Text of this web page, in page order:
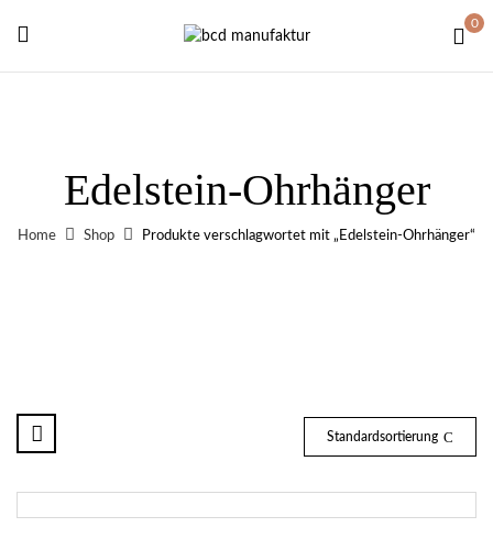
0
Edelstein-Ohrhänger
Home Shop Produkte verschlagwortet mit „Edelstein-Ohrhänger“
Standardsortierung